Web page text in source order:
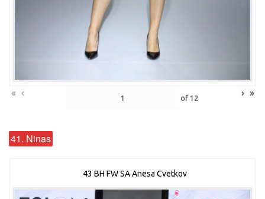
« ‹ of 12 › »
41. Ninas
43 BH FW SA Anesa Cvetkov